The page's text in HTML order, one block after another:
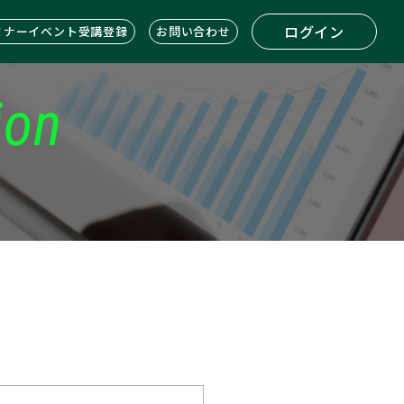
ナーイベント受講登録 お問い合わせ ログイン